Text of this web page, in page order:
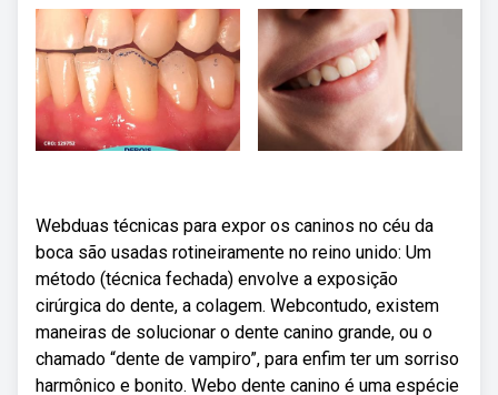
Webduas técnicas para expor os caninos no céu da
boca são usadas rotineiramente no reino unido: Um
método (técnica fechada) envolve a exposição
cirúrgica do dente, a colagem. Webcontudo, existem
maneiras de solucionar o dente canino grande, ou o
chamado “dente de vampiro”, para enfim ter um sorriso
harmônico e bonito. Webo dente canino é uma espécie